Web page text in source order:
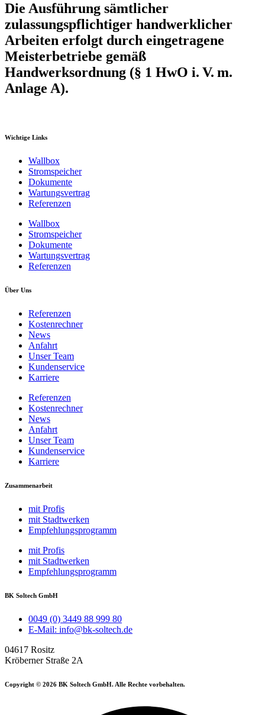
Die Ausführung sämtlicher
zulassungspflichtiger handwerklicher
Arbeiten erfolgt durch eingetragene
Meisterbetriebe gemäß
Handwerksordnung (§ 1 HwO i. V. m.
Anlage A).
Wichtige Links
Wallbox
Stromspeicher
Dokumente
Wartungsvertrag
Referenzen
Wallbox
Stromspeicher
Dokumente
Wartungsvertrag
Referenzen
Über Uns
Referenzen
Kostenrechner
News
Anfahrt
Unser Team
Kundenservice
Karriere
Referenzen
Kostenrechner
News
Anfahrt
Unser Team
Kundenservice
Karriere
Zusammenarbeit
mit Profis
mit Stadtwerken
Empfehlungsprogramm
mit Profis
mit Stadtwerken
Empfehlungsprogramm
BK Soltech GmbH
0049 (0) 3449 88 999 80
E-Mail: info@bk-soltech.de
04617 Rositz
Kröberner Straße 2A
Copyright © 2026 BK Soltech GmbH. Alle Rechte vorbehalten.